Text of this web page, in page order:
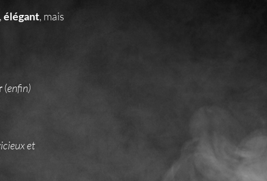
,élégant, mais
(enfin)
et